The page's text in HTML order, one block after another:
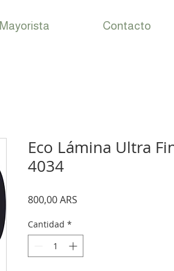
Mayorista Contacto
Eco Lámina Ultra
4034
800,00 ARS
Cantidad *